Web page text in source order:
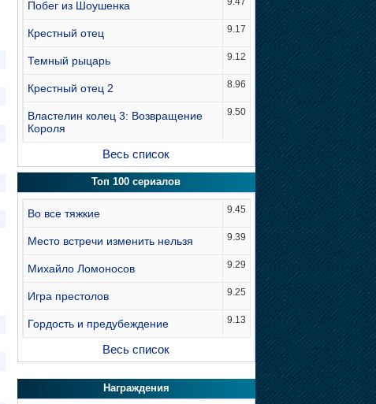
Побег из Шоушенка
Крестный отец 9.17
Темный рыцарь 9.12
Крестный отец 2 8.96
Властелин колец 3: Возвращение
Короля
9.50
Весь список
Топ 100 сериалов
Во все тяжкие 9.45
Место встречи изменить нельзя 9.39
Михайло Ломоносов 9.29
Игра престолов 9.25
Гордость и предубеждение 9.13
Весь список
Награждения